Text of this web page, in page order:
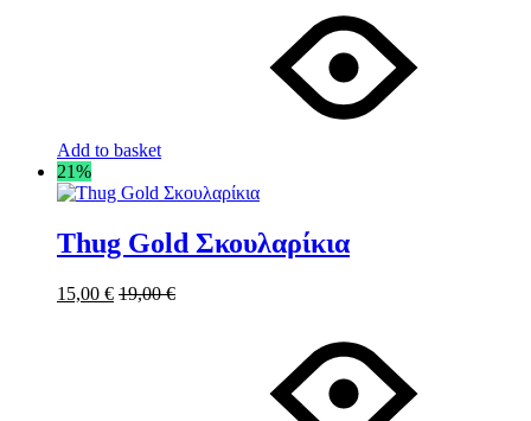
Add to basket
21%
Thug Gold Σκουλαρίκια
15,00 € 19,00€